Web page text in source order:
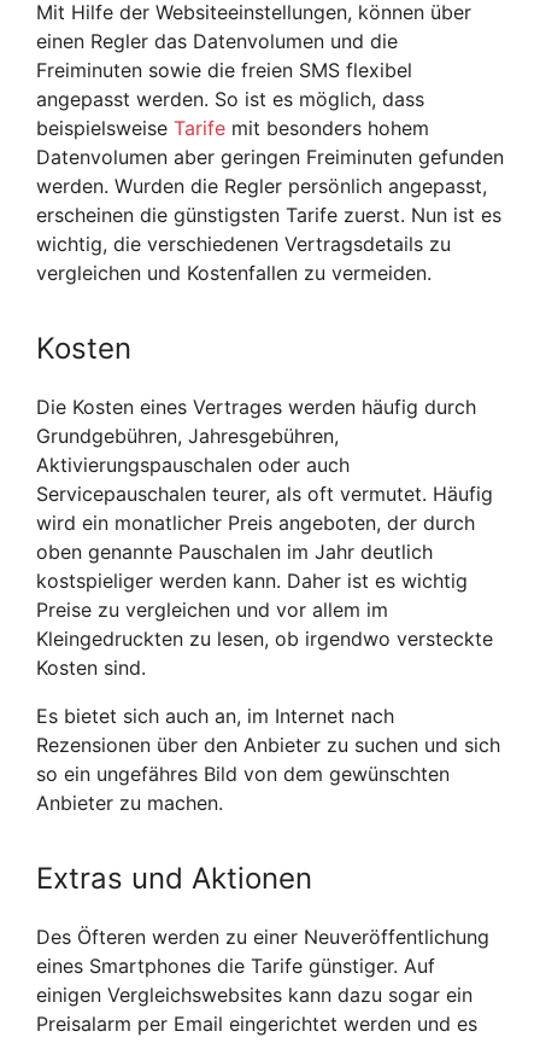
Mit Hilfe der Websiteeinstellungen, können über
einen Regler das Datenvolumen und die
Freiminuten sowie die freien SMS flexibel
angepasst werden. So ist es möglich, dass
beispielsweise Tarife mit besonders hohem
Datenvolumen aber geringen Freiminuten gefunden
werden. Wurden die Regler persönlich angepasst,
erscheinen die günstigsten Tarife zuerst. Nun ist es
wichtig, die verschiedenen Vertragsdetails zu
vergleichen und Kostenfallen zu vermeiden.
Kosten
Die Kosten eines Vertrages werden häufig durch
Grundgebühren, Jahresgebühren,
Aktivierungspauschalen oder auch
Servicepauschalen teurer, als oft vermutet. Häufig
wird ein monatlicher Preis angeboten, der durch
oben genannte Pauschalen im Jahr deutlich
kostspieliger werden kann. Daher ist es wichtig
Preise zu vergleichen und vor allem im
Kleingedruckten zu lesen, ob irgendwo versteckte
Kosten sind.
Es bietet sich auch an, im Internet nach
Rezensionen über den Anbieter zu suchen und sich
so ein ungefähres Bild von dem gewünschten
Anbieter zu machen.
Extras und Aktionen
Des Öfteren werden zu einer Neuveröffentlichung
eines Smartphones die Tarife günstiger. Auf
einigen Vergleichswebsites kann dazu sogar ein
Preisalarm per Email eingerichtet werden und es